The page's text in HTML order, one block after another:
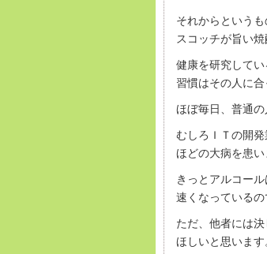
それからという
スコッチが旨い
健康を研究して
習慣はその人に
ほぼ毎日、普通
むしろＩＴの開
ほどの大病を患い
きっとアルコー
速くなっているの
ただ、他者には
ほしいと思います